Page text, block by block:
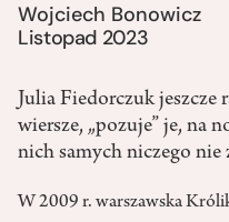
Wojciech Bonowicz
Listopad 2023
Julia Fiedorczuk jeszcze
wiersze, „pozuje” je, na
nich samych niczego nie
W 2009 r. warszawska